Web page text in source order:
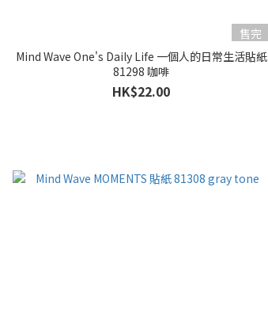
售完
Mind Wave One's Daily Life 一個人的日常生活貼紙
81298 咖啡
HK$22.00